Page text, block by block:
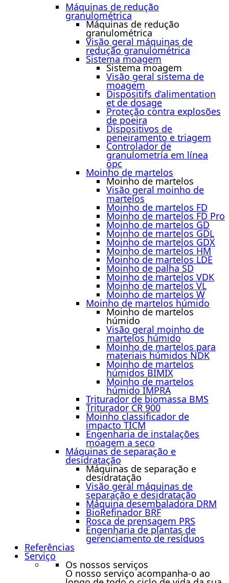
Máquinas de redução
granulométrica
Máquinas de redução
granulométrica
Visão geral máquinas de
redução granulométrica
Sistema moagem
Sistema moagem
Visão geral sistema de
moagem
Dispositifs d’alimentation
et de dosage
Proteção contra explosões
de poeira
Dispositivos de
peneiramento e triagem
Controlador de
granulometría em línea
opc
Moinho de martelos
Moinho de martelos
Visão geral moinho de
martelos
Moinho de martelos FD
Moinho de martelos FD Pro
Moinho de martelos GD
Moinho de martelos GDL
Moinho de martelos GDX
Moinho de martelos HM
Moinho de martelos LDE
Moinho de palha SD
Moinho de martelos VDK
Moinho de martelos VL
Moinho de martelos W
Moinho de martelos húmido
Moinho de martelos
húmido
Visão geral moinho de
martelos húmido
Moinho de martelos para
materiais húmidos NDK
Moinho de martelos
húmidos BIMIX
Moinho de martelos
húmido IMPRA
Triturador de biomassa BMS
Triturador CR 900
Moinho classificador de
impacto TICM
Engenharia de instalações
moagem a seco
Máquinas de separação e
desidratação
Máquinas de separação e
desidratação
Visão geral máquinas de
separação e desidratação
Máquina desembaladora DRM
BioRefinador BRF
Rosca de prensagem PRS
Engenharia de plantas de
gerenciamento de resíduos
Referências
Serviço
Os nossos serviços
O nosso serviço acompanha-o ao